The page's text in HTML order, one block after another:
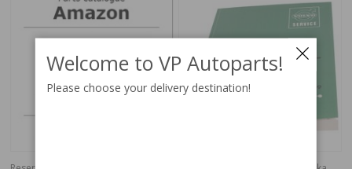
Welcome to VP Autoparts!
Please choose your delivery destination!